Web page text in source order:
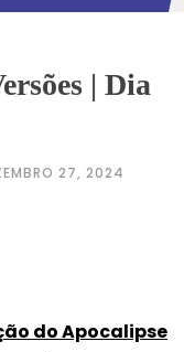
| Dia
27, 2024
do Apocalipse